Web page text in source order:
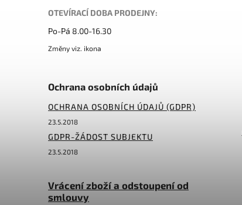
OTEVÍRACÍ DOBA PRODEJNY:
Po-Pá 8.00-16.30
Změny viz. ikona
Ochrana osobních údajů
OCHRANA OSOBNÍCH ÚDAJŮ (GDPR)
23.5.2018
GDPR-ŽÁDOST SUBJEKTU
23.5.2018
Vrácení zboží a odstoupení od
smlouvy